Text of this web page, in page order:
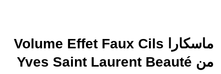
ماسكارا Volume Effet Faux Cils
من Yves Saint Laurent Beauté